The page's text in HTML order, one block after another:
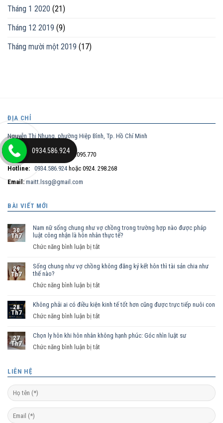
Tháng 1 2020 (21)
Tháng 12 2019 (9)
Tháng mười một 2019 (17)
ĐỊA CHỈ
Nguyễn Thị Nhung, phường Hiệp Bình, Tp. Hồ Chí Minh
Điện thoại trực tiếp:0932.095.770
Hotline: 0934.586.924 hoặc 0924. 298.268
Email: maitt.lssg@gmail.com
BÀI VIẾT MỚI
30
Th7
Nam nữ sống chung như vợ chồng trong trường hợp nào được pháp
luật công nhận là hôn nhân thực tế?
Chức năng bình luận bị tắt
nữ
vợ
trường
pháp
luật
29
Th7
Sống chung như vợ chồng không đăng ký kết hôn thì tài sản chia như
thế nào?
Chức năng bình luận bị tắt
chung
chồng
hôn
28
Th7
Không phải ai có điều kiện kinh tế tốt hơn cũng được trực tiếp nuôi con
Chức năng bình luận bị tắt
phải
kiện
kinh
27
Th7
Chọn ly hôn khi hôn nhân không hạnh phúc: Góc nhìn luật sư
Chức năng bình luận bị tắt
hôn
khi
nhân
LIÊN HỆ
0934.586.924